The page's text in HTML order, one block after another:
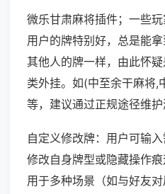
微乐甘肃麻将插件；一些
用户的牌特别好，总是能
其他人的牌一样，由此怀
类外挂。如(中至余干麻将,
等，建议通过正规途径维护
自定义修改牌：用户可输入
修改自身牌型或隐藏操作
用于多种场景（如与好友